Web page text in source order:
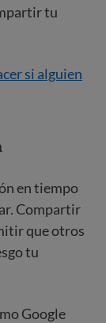
tu
si alguien
en tiempo
Compartir
que otros
tu
Google